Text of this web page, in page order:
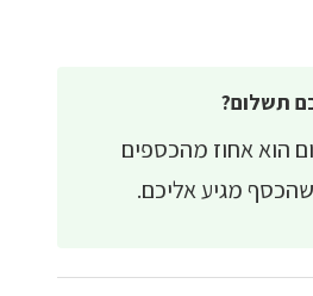
תשלום?
הוא אחוז מהכספים
שהכסף מגיע אליכם.